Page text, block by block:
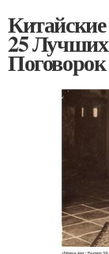
25
Поговорок